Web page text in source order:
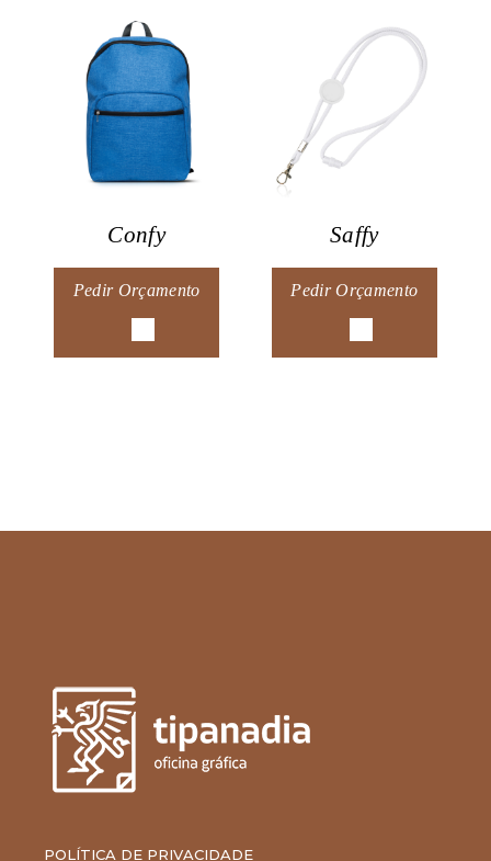
Confy
Pedir Orçamento
Saffy
Pedir Orçamento
POLÍTICA DE PRIVACIDADE